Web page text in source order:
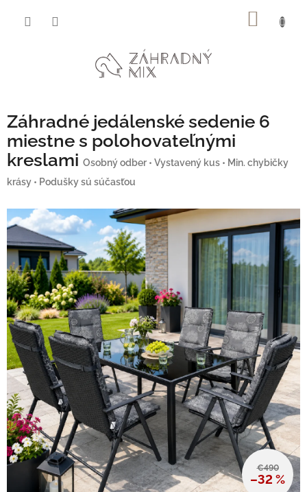
Záhradné jedálenské sedenie 6
miestne s polohovateľnými
kreslami Osobný odber • Vystavený kus • Min. chybičky
krásy • Podušky sú súčasťou
€490
–32 %